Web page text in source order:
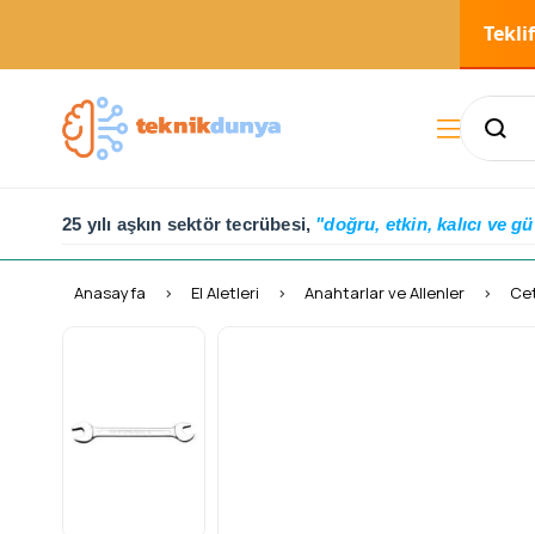
25 yılı aşkın sektör tecrübesi, "doğru, etkin, kalıcı ve
Anasayfa El Aletleri Anahtarlar ve Allenler